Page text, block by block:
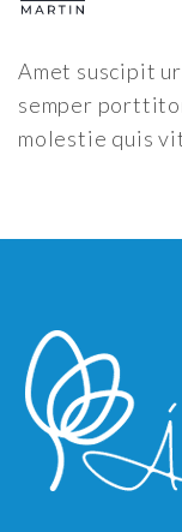
Amet suscipit
semper
molestie quis